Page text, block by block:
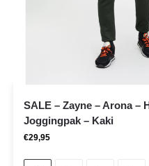
SALE – Zayne – Arona –
Joggingpak – Kaki
€29,95